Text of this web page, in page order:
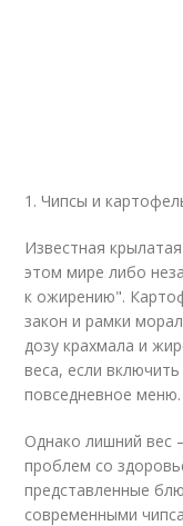
1. Чипсы и
Известная
этом мире либо
к ожирению".
закон и рамки
дозу крахмала и
веса, если
повседневное меню.
Однако лишний вес
проблем со
представленные
современными